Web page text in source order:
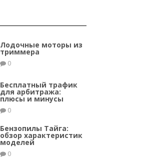
Лодочные моторы из
триммера
0
Бесплатный трафик
для арбитража:
плюсы и минусы
0
Бензопилы Тайга:
обзор характеристик
моделей
0